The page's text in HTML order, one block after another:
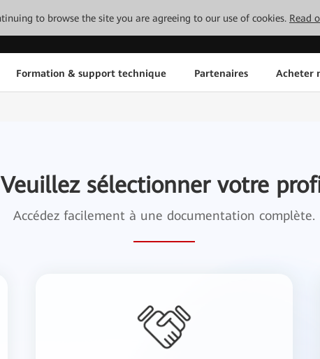
to browse the site you are agreeing to our use of cookies. Read
Formation & support technique Partenaires Acheter
Veuillez sélectionner votre
Accédez facilement à une documentation complète.